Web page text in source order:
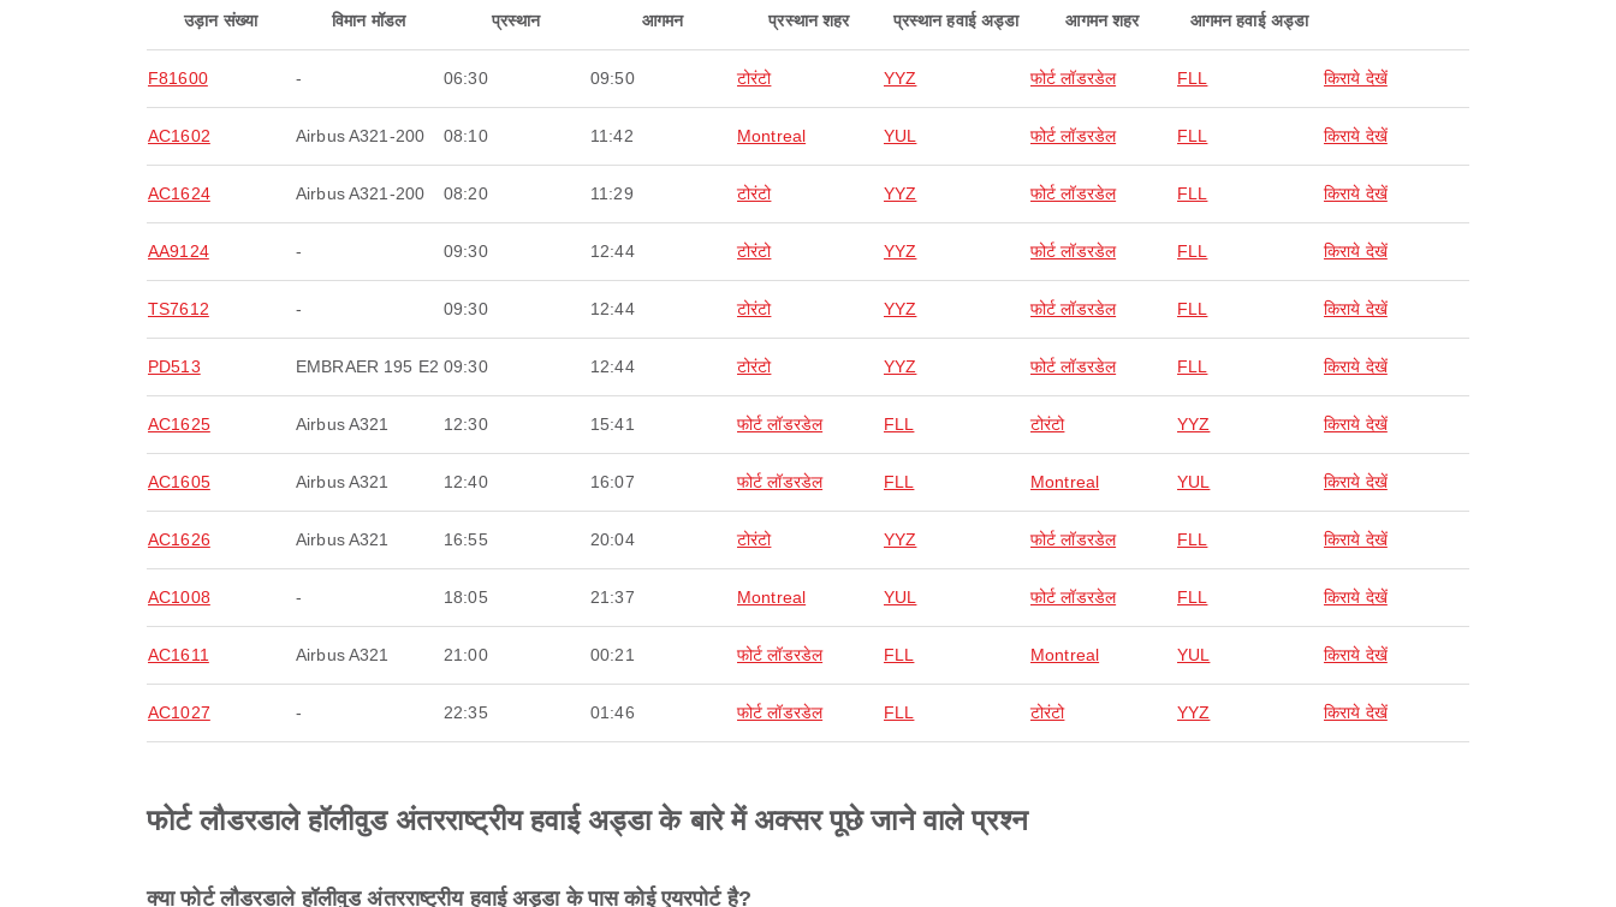
उड़ान संख्या विमान मॉडल प्रस्थान आगमन प्रस्थान शहर प्रस्थान हवाई अड्डा आगमन शहर आगमन हवाई अड्डा
F81600 - 06:30 09:50 टोरंटो YYZ फोर्ट लॉडरडेल FLL किराये देखें
AC1602 Airbus A321-200 08:10 11:42 Montreal YUL फोर्ट लॉडरडेल FLL किराये देखें
AC1624 Airbus A321-200 08:20 11:29 टोरंटो YYZ फोर्ट लॉडरडेल FLL किराये देखें
AA9124 - 09:30 12:44 टोरंटो YYZ फोर्ट लॉडरडेल FLL किराये देखें
TS7612 - 09:30 12:44 टोरंटो YYZ फोर्ट लॉडरडेल FLL किराये देखें
PD513 EMBRAER 195 E2 09:30 12:44 टोरंटो YYZ फोर्ट लॉडरडेल FLL किराये देखें
AC1625 Airbus A321 12:30 15:41 फोर्ट लॉडरडेल FLL टोरंटो YYZ किराये देखें
AC1605 Airbus A321 12:40 16:07 फोर्ट लॉडरडेल FLL Montreal YUL किराये देखें
AC1626 Airbus A321 16:55 20:04 टोरंटो YYZ फोर्ट लॉडरडेल FLL किराये देखें
AC1008 - 18:05 21:37 Montreal YUL फोर्ट लॉडरडेल FLL किराये देखें
AC1611 Airbus A321 21:00 00:21 फोर्ट लॉडरडेल FLL Montreal YUL किराये देखें
AC1027 - 22:35 01:46 फोर्ट लॉडरडेल FLL टोरंटो YYZ किराये देखें
फोर्ट लौडरडाले हॉलीवुड अंतरराष्ट्रीय हवाई अड्डा के बारे में अक्सर पूछे जाने वाले प्रश्न
क्या फोर्ट लौडरडाले हॉलीवुड अंतरराष्ट्रीय हवाई अड्डा के पास कोई एयरपोर्ट है?